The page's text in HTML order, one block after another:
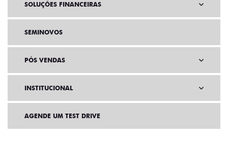
SOLUÇÕES FINANCEIRAS
SEMINOVOS
PÓS VENDAS
INSTITUCIONAL
AGENDE UM TEST DRIVE